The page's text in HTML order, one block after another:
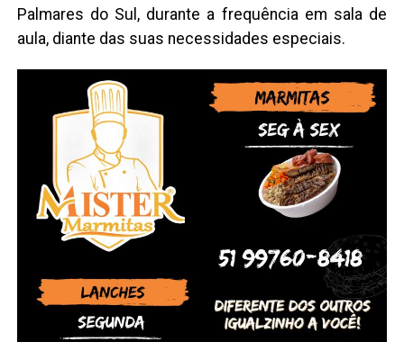
Palmares do Sul, durante a frequência em sala de
aula, diante das suas necessidades especiais.